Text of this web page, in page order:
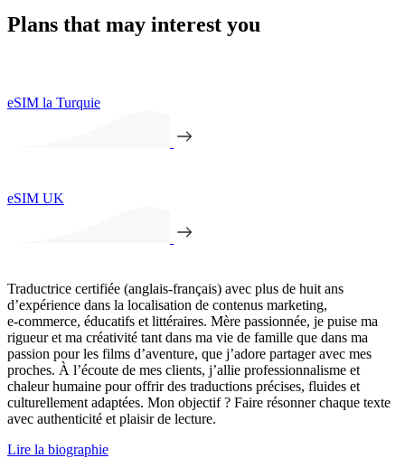
Plans that may interest you
eSIM la Turquie
eSIM UK
Traductrice certifiée (anglais-français) avec plus de huit ans
d’expérience dans la localisation de contenus marketing,
e‑commerce, éducatifs et littéraires. Mère passionnée, je puise ma
rigueur et ma créativité tant dans ma vie de famille que dans ma
passion pour les films d’aventure, que j’adore partager avec mes
proches. À l’écoute de mes clients, j’allie professionnalisme et
chaleur humaine pour offrir des traductions précises, fluides et
culturellement adaptées. Mon objectif ? Faire résonner chaque texte
avec authenticité et plaisir de lecture.
Lire la biographie